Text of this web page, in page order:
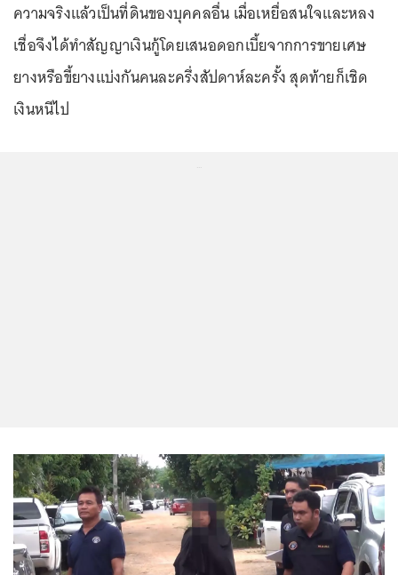
ความจริงแล้วเป็นที่ดินของบุคคลอื่น เมื่อเหยื่อสนใจและหลง
เชื่อจึงได้ทำสัญญาเงินกู้โดยเสนอดอกเบี้ยจากการขายเศษ
ยางหรือขี้ยางแบ่งกันคนละครึ่งสัปดาห์ละครั้ง สุดท้ายก็เชิด
เงินหนีไป